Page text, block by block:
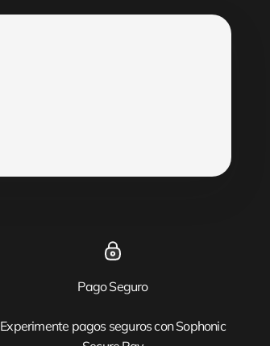
Pago Seguro
Experimente pagos seguros con Sophonic